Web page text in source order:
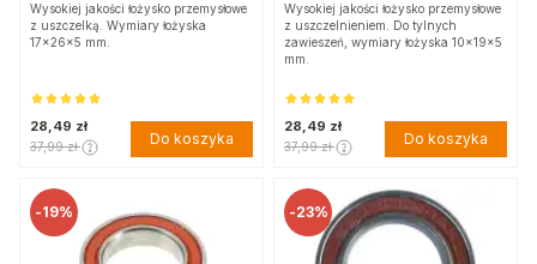
Wysokiej jakości łożysko przemysłowe
z uszczelką. Wymiary łożyska
17x26x5 mm.
28,49 zł
37,99 zł Do koszyka
Wysokiej jakości łożysko przemysłowe
z uszczelnieniem. Do tylnych
zawieszeń, wymiary łożyska 10x19x5
mm.
28,49 zł
37,99 zł Do koszyka
-19% -23%